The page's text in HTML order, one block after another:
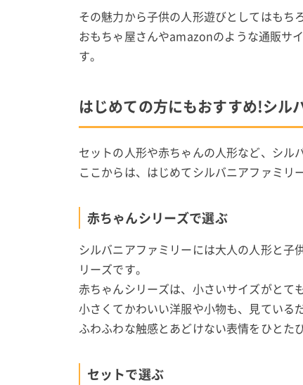
その魅力から子供の人形遊びとしてはもち
おもちゃ屋さんやamazonのような通販サ
す。
はじめての方にもおすすめ!シル
セットの人形や赤ちゃんの人形など、シル
ここからは、はじめてシルバニアファミリ
赤ちゃんシリーズで選ぶ
シルバニアファミリーには大人の人形と
リーズです。
赤ちゃんシリーズは、小さいサイズがとて
小さくてかわいい洋服や小物も、見ている
ふわふわな触感とあどけない表情をひとた
セットで選ぶ